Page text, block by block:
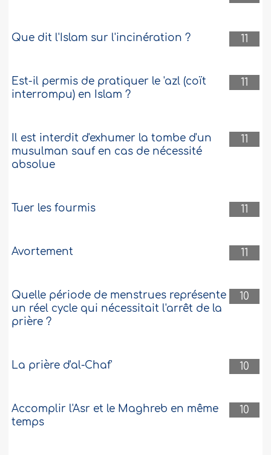
11
Que dit l'Islam sur l'incinération ?
11
Est-il permis de pratiquer le 'azl (coït
interrompu) en Islam ?
11
Il est interdit d'exhumer la tombe d'un
musulman sauf en cas de nécessité
absolue
11
Tuer les fourmis
11
Avortement
10
Quelle période de menstrues représente
un réel cycle qui nécessitait l'arrêt de la
prière ?
10
La prière d'al-Chaf'
10
Accomplir l'Asr et le Maghreb en même
temps